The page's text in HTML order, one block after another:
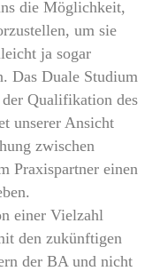
die Möglichkeit,
um sie
ja sogar
Das Duale Studium
Qualifikation des
unserer Ansicht
zwischen
Praxispartner einen
einer Vielzahl
den zukünftigen
der BA und nicht